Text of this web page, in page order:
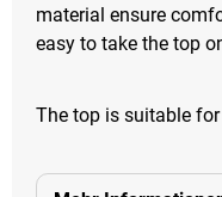
material ensure
easy to take the top
The top is suitable